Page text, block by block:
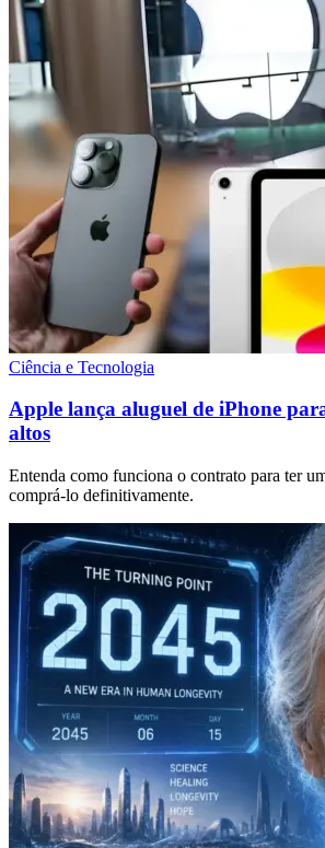
Ciência e Tecnologia
Apple lança aluguel de iPhone
altos
Entenda como funciona o contrato para ter
comprá-lo definitivamente.